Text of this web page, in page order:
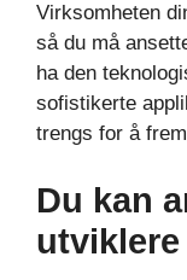
Virksomheten
så du må
ha den
sofistikerte
trengs for å
Du kan